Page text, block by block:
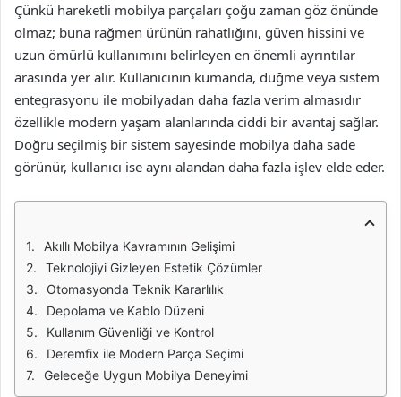
Çünkü hareketli mobilya parçaları çoğu zaman göz önünde
olmaz; buna rağmen ürünün rahatlığını, güven hissini ve
uzun ömürlü kullanımını belirleyen en önemli ayrıntılar
arasında yer alır. Kullanıcının kumanda, düğme veya sistem
entegrasyonu ile mobilyadan daha fazla verim almasıdır
özellikle modern yaşam alanlarında ciddi bir avantaj sağlar.
Doğru seçilmiş bir sistem sayesinde mobilya daha sade
görünür, kullanıcı ise aynı alandan daha fazla işlev elde eder.
Akıllı Mobilya Kavramının Gelişimi
Teknolojiyi Gizleyen Estetik Çözümler
Otomasyonda Teknik Kararlılık
Depolama ve Kablo Düzeni
Kullanım Güvenliği ve Kontrol
Deremfix ile Modern Parça Seçimi
Geleceğe Uygun Mobilya Deneyimi